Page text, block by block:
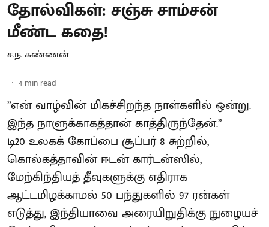
தோல்விகள்: சஞ்சு சாம்சன்
மீண்ட கதை!
ச.ந. கண்ணன்
4 min read
”என் வாழ்வின் மிகச்சிறந்த நாள்களில் ஒன்று.
இந்த நாளுக்காகத்தான் காத்திருந்தேன்.”
டி20 உலகக் கோப்பை சூப்பர் 8 சுற்றில்,
கொல்கத்தாவின் ஈடன் கார்டன்ஸில்,
மேற்கிந்தியத் தீவுகளுக்கு எதிராக
ஆட்டமிழக்காமல் 50 பந்துகளில் 97 ரன்கள்
எடுத்து, இந்தியாவை அரையிறுதிக்கு நுழையச்